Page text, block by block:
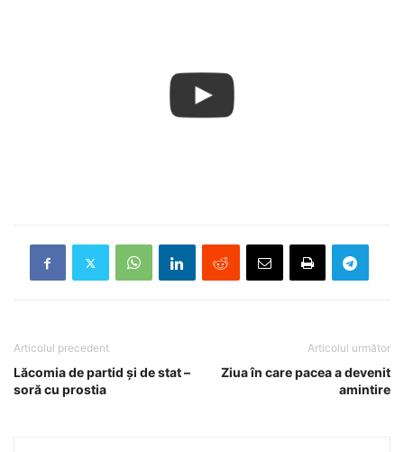
Articolul precedent
Lăcomia de partid și de stat –
soră cu prostia
Articolul următor
Ziua în care pacea a devenit
amintire